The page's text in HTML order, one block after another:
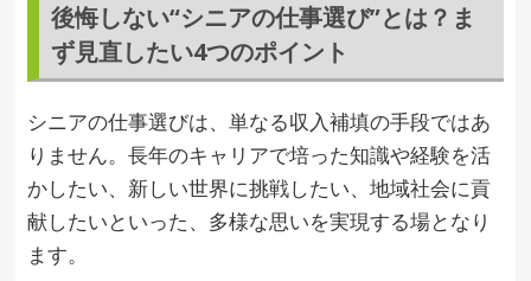
後悔しない“シニアの仕事選び”とは？ま
ず見直したい4つのポイント
シニアの仕事選びは、単なる収入補填の手段ではあ
りません。長年のキャリアで培った知識や経験を活
かしたい、新しい世界に挑戦したい、地域社会に貢
献したいといった、多様な思いを実現する場となり
ます。